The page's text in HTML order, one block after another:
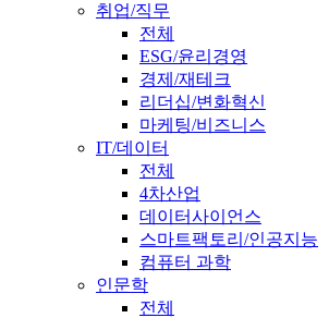
취업/직무
전체
ESG/윤리경영
경제/재테크
리더십/변화혁신
마케팅/비즈니스
IT/데이터
전체
4차산업
데이터사이언스
스마트팩토리/인공지능
컴퓨터 과학
인문학
전체